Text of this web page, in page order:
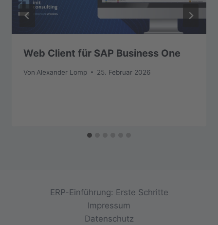
Web Client für SAP Business One
Von Alexander Lomp 25. Februar 2026
ERP-Einführung: Erste Schritte
Impressum
Datenschutz